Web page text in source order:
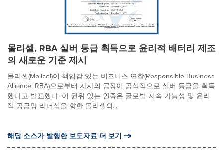
몰리셀, RBA 실버 등급 획득으로 윤리적 배터리 제조
의 새로운 기준 제시
몰리셀(Molicel)이 책임감 있는 비즈니스 연합(Responsible Business
Alliance, RBA)으로부터 자사의 공장이 공식적으로 실버 등급을 획득
했다고 발표했다. 이 권위 있는 인증은 글로벌 지속 가능성 및 윤리
적 공급망 리더십을 향한 몰리셀의...
해당 소스가 발행한 보도자료 더 보기